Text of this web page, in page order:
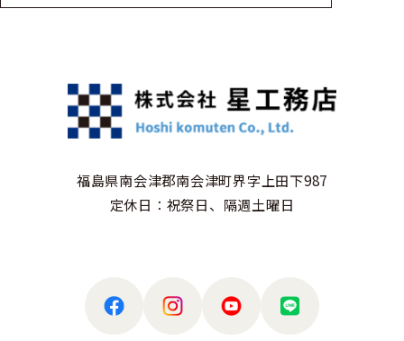
福島県南会津郡南会津町界字上田下987
定休日：祝祭日、隔週土曜日